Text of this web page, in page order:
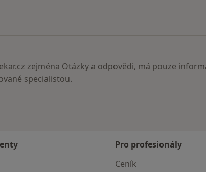
zejména Otázky a odpovědi, má pouze
specialistou.
Pro profesionály
Ceník